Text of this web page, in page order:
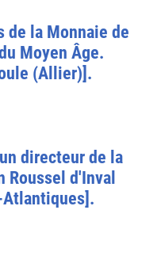
de la Monnaie de
Moyen Âge.
(Allier)].
directeur de la
Roussel d'Inval